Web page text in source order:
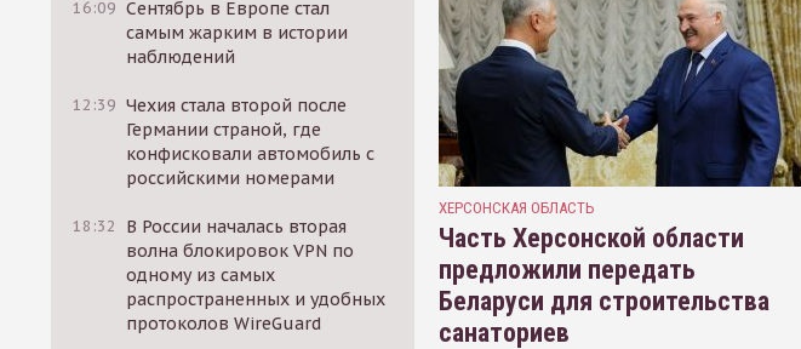
16:09 Сентябрь в Европе стал
самым жарким в истории
наблюдений
12:39 Чехия стала второй после
Германии страной, где
конфисковали автомобиль с
российскими номерами
18:32
В России началась вторая
волна блокировок VPN по
одному из самых
распространенных и удобных
протоколов WireGuard
ХЕРСОНСКАЯ ОБЛАСТЬ
Часть Херсонской области
предложили передать
Беларуси для строительства
санаториев